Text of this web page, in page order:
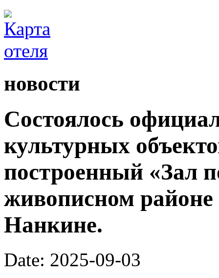
новости
Состоялось
культурных
построенный «Зал
живописном
Нанкине.
Date: 2025-09-03